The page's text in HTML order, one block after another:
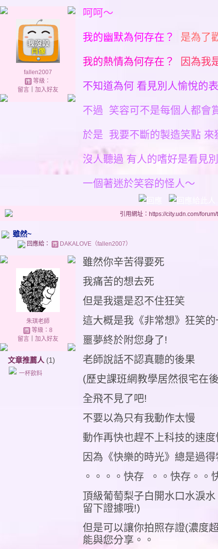
fallen2007
等級：
留言｜ 加入好友
呵呵～
我的幽默為何存在？ 是為了
我的熱情為何存在？ 因為我
不知道為何 看見別人愉悅的
不過 笑容可不是每個人都會
於是 我要不斷的製造笑點 來
沒人聽過 有人的嗜好是看見
一個著迷於笑容的怪人～
引用網址：https://city.udn.com/
雖然~
回應給： DAKALOVE（fallen2007）
朱琪老師
等級：8
留言｜ 加入好友
文章推薦人 (1)
一杯飲料
雖然你辛苦得要死
我痛苦的想去死
但是我還是忍不住狂笑
這大概是我《非常想》狂笑
噩夢終於附您身了!
老師說話不認真聽的後果
(歷史課班網教學居然很宅在
全飛不見了吧!
不要以為只有我動作太慢
動作再快也趕不上科技的速度
因為《快樂的時光》總是過
。。。。快存 。。快存。。
頂級葡萄梨子白開水口水淚
留下證據哦!)
但是可以讓你拍照存證(濃度
能與您分享。。